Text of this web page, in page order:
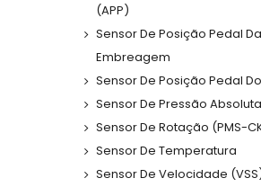
(APP)
Sensor De Posição Pedal Da
Embreagem
Sensor De Posição Pedal
Sensor De Pressão
Sensor De Rotação (PMS-
Sensor De Temperatura
Sensor De Velocidade